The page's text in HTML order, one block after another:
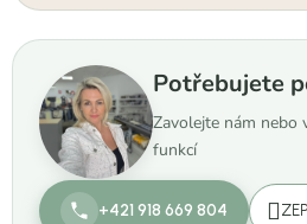
Potřebujete
Zavolejte nám nebo
funkcí
+421 918 669 804